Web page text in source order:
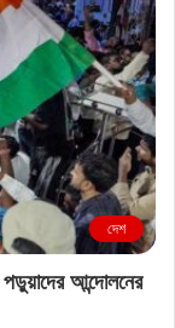
দেশ
পড়ুয়াদের আন্দোলনের